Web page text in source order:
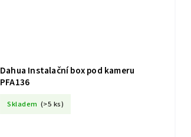
Dahua Instalační box pod kameru
PFA136
Skladem (>5 ks)